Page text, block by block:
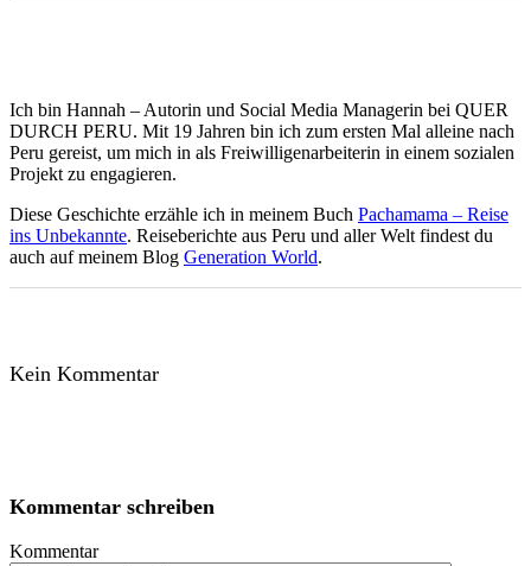
Ich bin Hannah – Autorin und Social Media Managerin bei QUER
DURCH PERU. Mit 19 Jahren bin ich zum ersten Mal alleine nach
Peru gereist, um mich in als Freiwilligenarbeiterin in einem sozialen
Projekt zu engagieren.
Diese Geschichte erzähle ich in meinem Buch Pachamama – Reise
ins Unbekannte. Reiseberichte aus Peru und aller Welt findest du
auch auf meinem Blog Generation World.
Kein Kommentar
Kommentar schreiben
Kommentar